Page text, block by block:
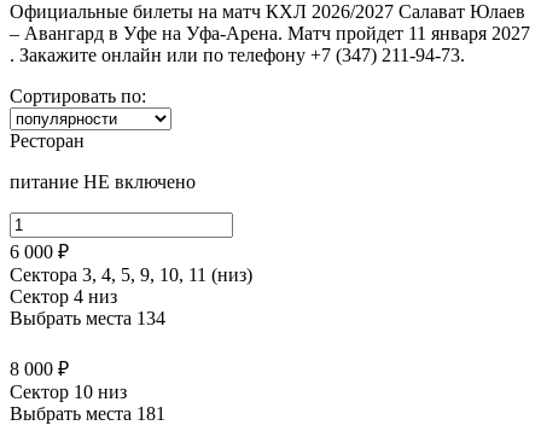
Официальные билеты на матч КХЛ 2026/2027 Салават Юлаев
– Авангард в Уфе на Уфа-Арена. Матч пройдет 11 января 2027
. Закажите онлайн или по телефону +7 (347) 211-94-73.
Сортировать по:
Ресторан
питание НЕ включено
6 000 ₽
Сектора 3, 4, 5, 9, 10, 11 (низ)
Сектор 4 низ
Выбрать места 134
8 000 ₽
Сектор 10 низ
Выбрать места 181